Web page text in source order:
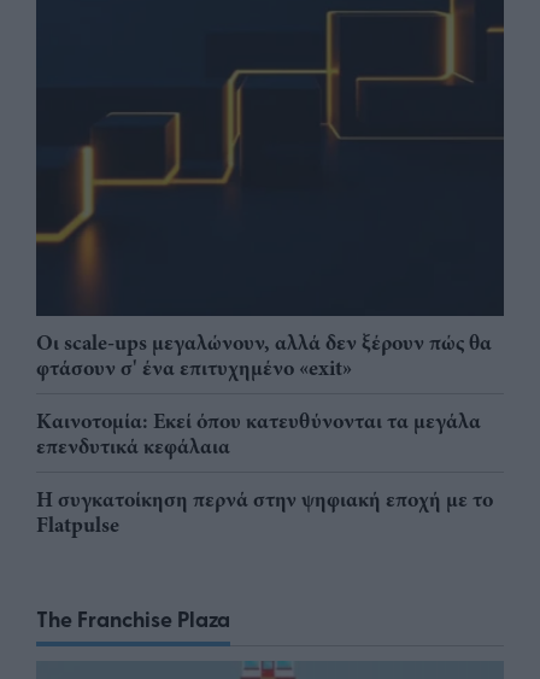
Οι scale-ups μεγαλώνουν, αλλά δεν ξέρουν πώς θα
φτάσουν σ' ένα επιτυχημένο «exit»
Καινοτομία: Εκεί όπου κατευθύνονται τα μεγάλα
επενδυτικά κεφάλαια
Η συγκατοίκηση περνά στην ψηφιακή εποχή με το
Flatpulse
The Franchise Plaza